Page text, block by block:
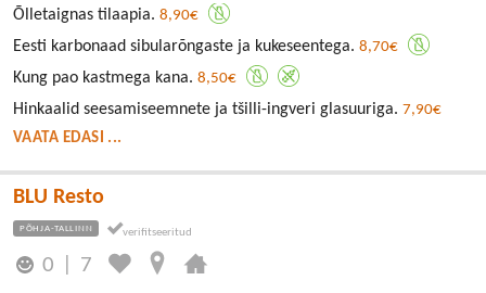
Õlletaignas tilaapia. 8,90€
Eesti karbonaad sibularõngaste ja kukeseentega. 8,70€
Kung pao kastmega kana. 8,50€
Hinkaalid seesamiseemnete ja tšilli-ingveri glasuuriga. 7,90€
VAATA EDASI ...
BLU Resto
PÕHJA-TALLINN
0 7